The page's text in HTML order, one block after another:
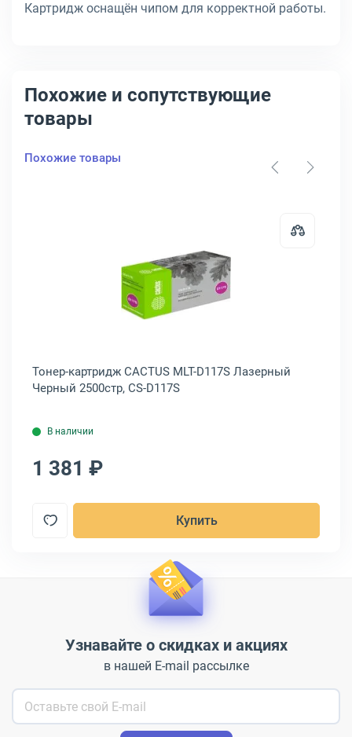
Картридж оснащён чипом для корректной работы.
Похожие и сопутствующие
товары
Похожие товары
Открыть товар: Тонер-картридж
Тонер-картридж CACTUS MLT-D117S Лазерный
Черный 2500стр, CS-D117S
В наличии
1 381 ₽
Купить
Узнавайте о скидках и акциях
в нашей E-mail рассылке